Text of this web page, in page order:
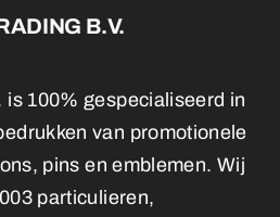
B.V.
is 100% gespecialiseerd in
van promotionele
pins en emblemen. Wij
particulieren,